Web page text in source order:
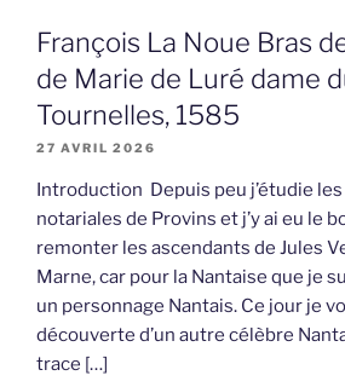
François La Noue Bras
de Marie de Luré dame
Tournelles, 1585
27 AVRIL 2026
Introduction Depuis peu j’étudie
notariales de Provins et j’y ai eu le
remonter les ascendants de Jules
Marne, car pour la Nantaise que je
un personnage Nantais. Ce jour je
découverte d’un autre célèbre
trace […]